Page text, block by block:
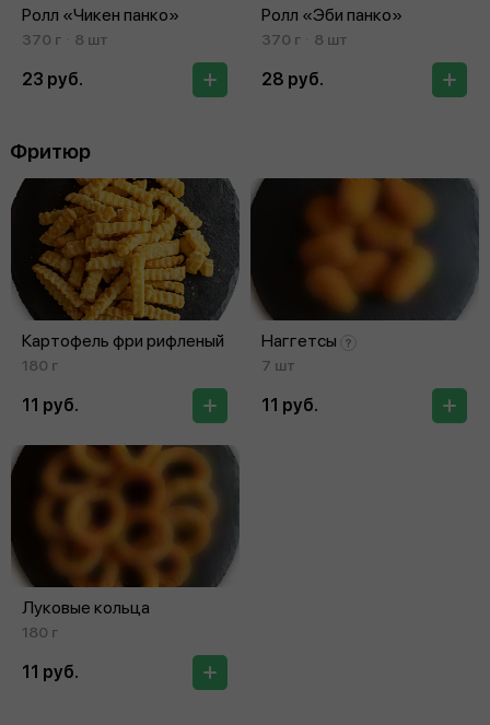
Ролл «Чикен панко»
370 г 8 шт
23 руб.
Ролл «Эби панко»
370 г 8 шт
28 руб.
Фритюр
Картофель фри рифленый
180 г
11 руб.
Наггетсы
7 шт
11 руб.
Луковые кольца
180 г
11 руб.